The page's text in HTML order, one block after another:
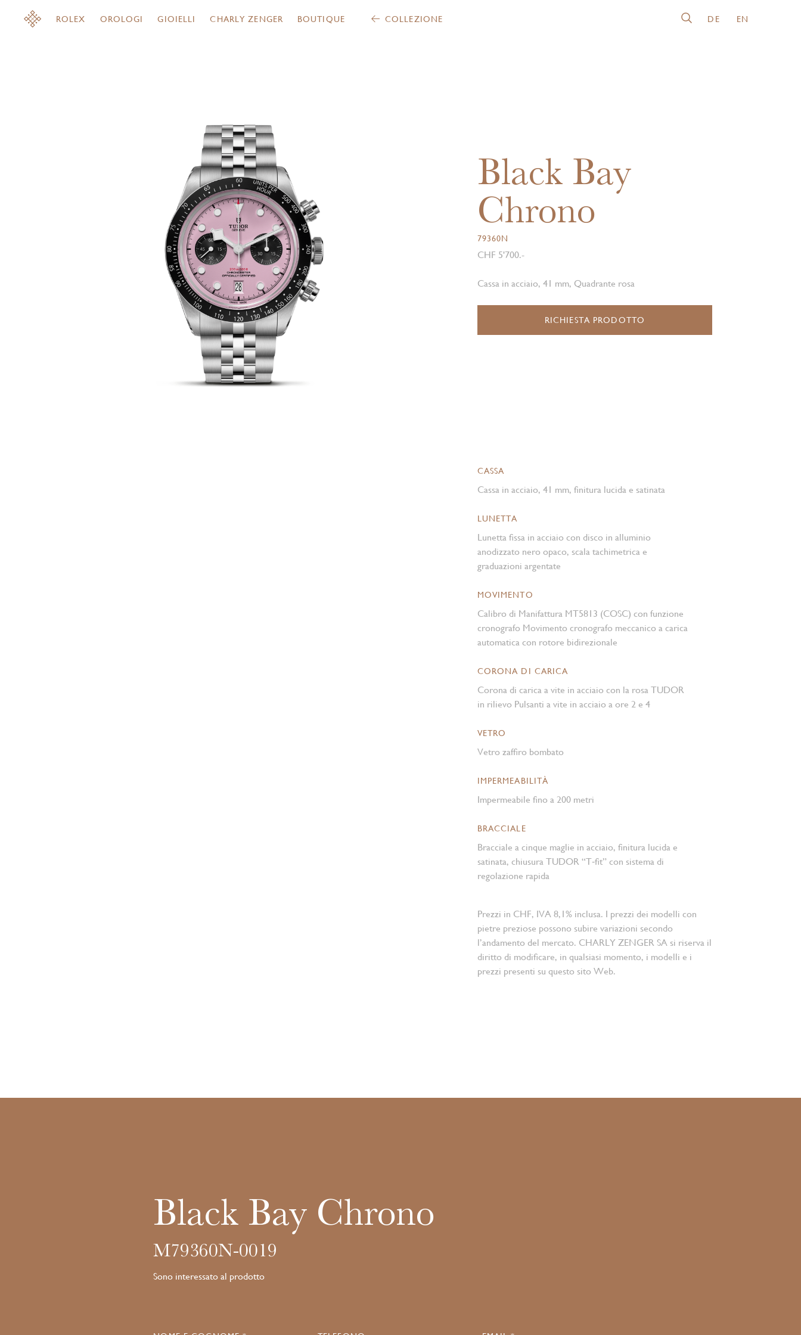
ROLEX OROLOGI GIOIELLI CHARLY ZENGER BOUTIQUE COLLEZIONE DE EN
Black Bay
Chrono
79360N
CHF 5'700.-
Cassa in acciaio, 41 mm, Quadrante rosa
RICHIESTA PRODOTTO
CASSA
Cassa in acciaio, 41 mm, finitura lucida e satinata
LUNETTA
Lunetta fissa in acciaio con disco in alluminio
anodizzato nero opaco, scala tachimetrica e
graduazioni argentate
MOVIMENTO
Calibro di Manifattura MT5813 (COSC) con funzione
cronografo Movimento cronografo meccanico a carica
automatica con rotore bidirezionale
CORONA DI CARICA
Corona di carica a vite in acciaio con la rosa TUDOR
in rilievo Pulsanti a vite in acciaio a ore 2 e 4
VETRO
Vetro zaffiro bombato
IMPERMEABILITÀ
Impermeabile fino a 200 metri
BRACCIALE
Bracciale a cinque maglie in acciaio, finitura lucida e
satinata, chiusura TUDOR “T‑fit” con sistema di
regolazione rapida
Prezzi in CHF, IVA 8,1% inclusa. I prezzi dei modelli con
pietre preziose possono subire variazioni secondo
l’andamento del mercato. CHARLY ZENGER SA si riserva il
diritto di modificare, in qualsiasi momento, i modelli e i
prezzi presenti su questo sito Web.
Black Bay Chrono
M79360N-0019
Sono interessato al prodotto